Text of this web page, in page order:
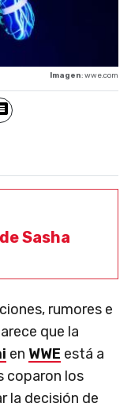
Imagen: wwe.com
Sasha
rumores e
que la
en WWE está a
coparon los
la decisión de